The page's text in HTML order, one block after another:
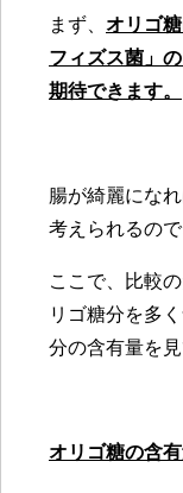
まず、 オリゴ
フィズス菌」
期待できます。
腸が綺麗にな
考えられるの
ここで、比較
リゴ糖分を多
分の含有量を見
オリゴ糖の含